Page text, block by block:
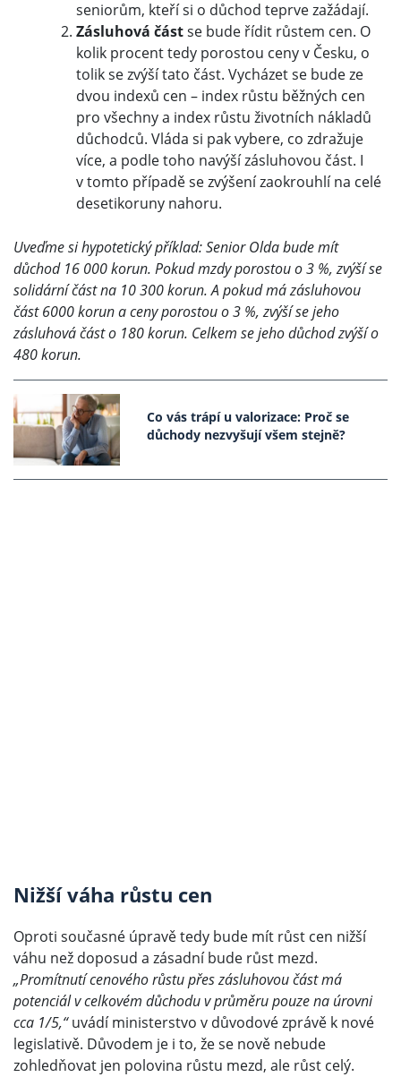
seniorům, kteří si o důchod teprve zažádají.
Zásluhová částse bude řídit růstem cen. O
kolik procent tedy porostou ceny v Česku, o
tolik se zvýší tato část. Vycházet se bude ze
dvou indexů cen – index růstu běžných cen
pro všechny a index růstu životních nákladů
důchodců. Vláda si pak vybere, co zdražuje
více, a podle toho navýší zásluhovou část. I
v tomto případě se zvýšení zaokrouhlí na celé
desetikoruny nahoru.
Uveďme si hypotetický příklad: Senior Olda bude mít
důchod 16 000 korun. Pokud mzdy porostou o 3 %, zvýší se
solidární část na 10 300 korun. A pokud má zásluhovou
část 6000 korun a ceny porostou o 3 %, zvýší se jeho
zásluhová část o 180 korun. Celkem se jeho důchod zvýší o
480 korun.
Co vás trápí u valorizace: Proč se
důchody nezvyšují všem stejně?
Nižší váha růstu cen
Oproti současné úpravě tedy bude mít růst cen nižší
váhu než doposud a zásadní bude růst mezd.
„Promítnutí cenového růstu přes zásluhovou část má
potenciál v celkovém důchodu v průměru pouze na úrovni
cca 1/5,“uvádí ministerstvo v důvodové zprávě k nové
legislativě. Důvodem je i to, že se nově nebude
zohledňovat jen polovina růstu mezd, ale růst celý.